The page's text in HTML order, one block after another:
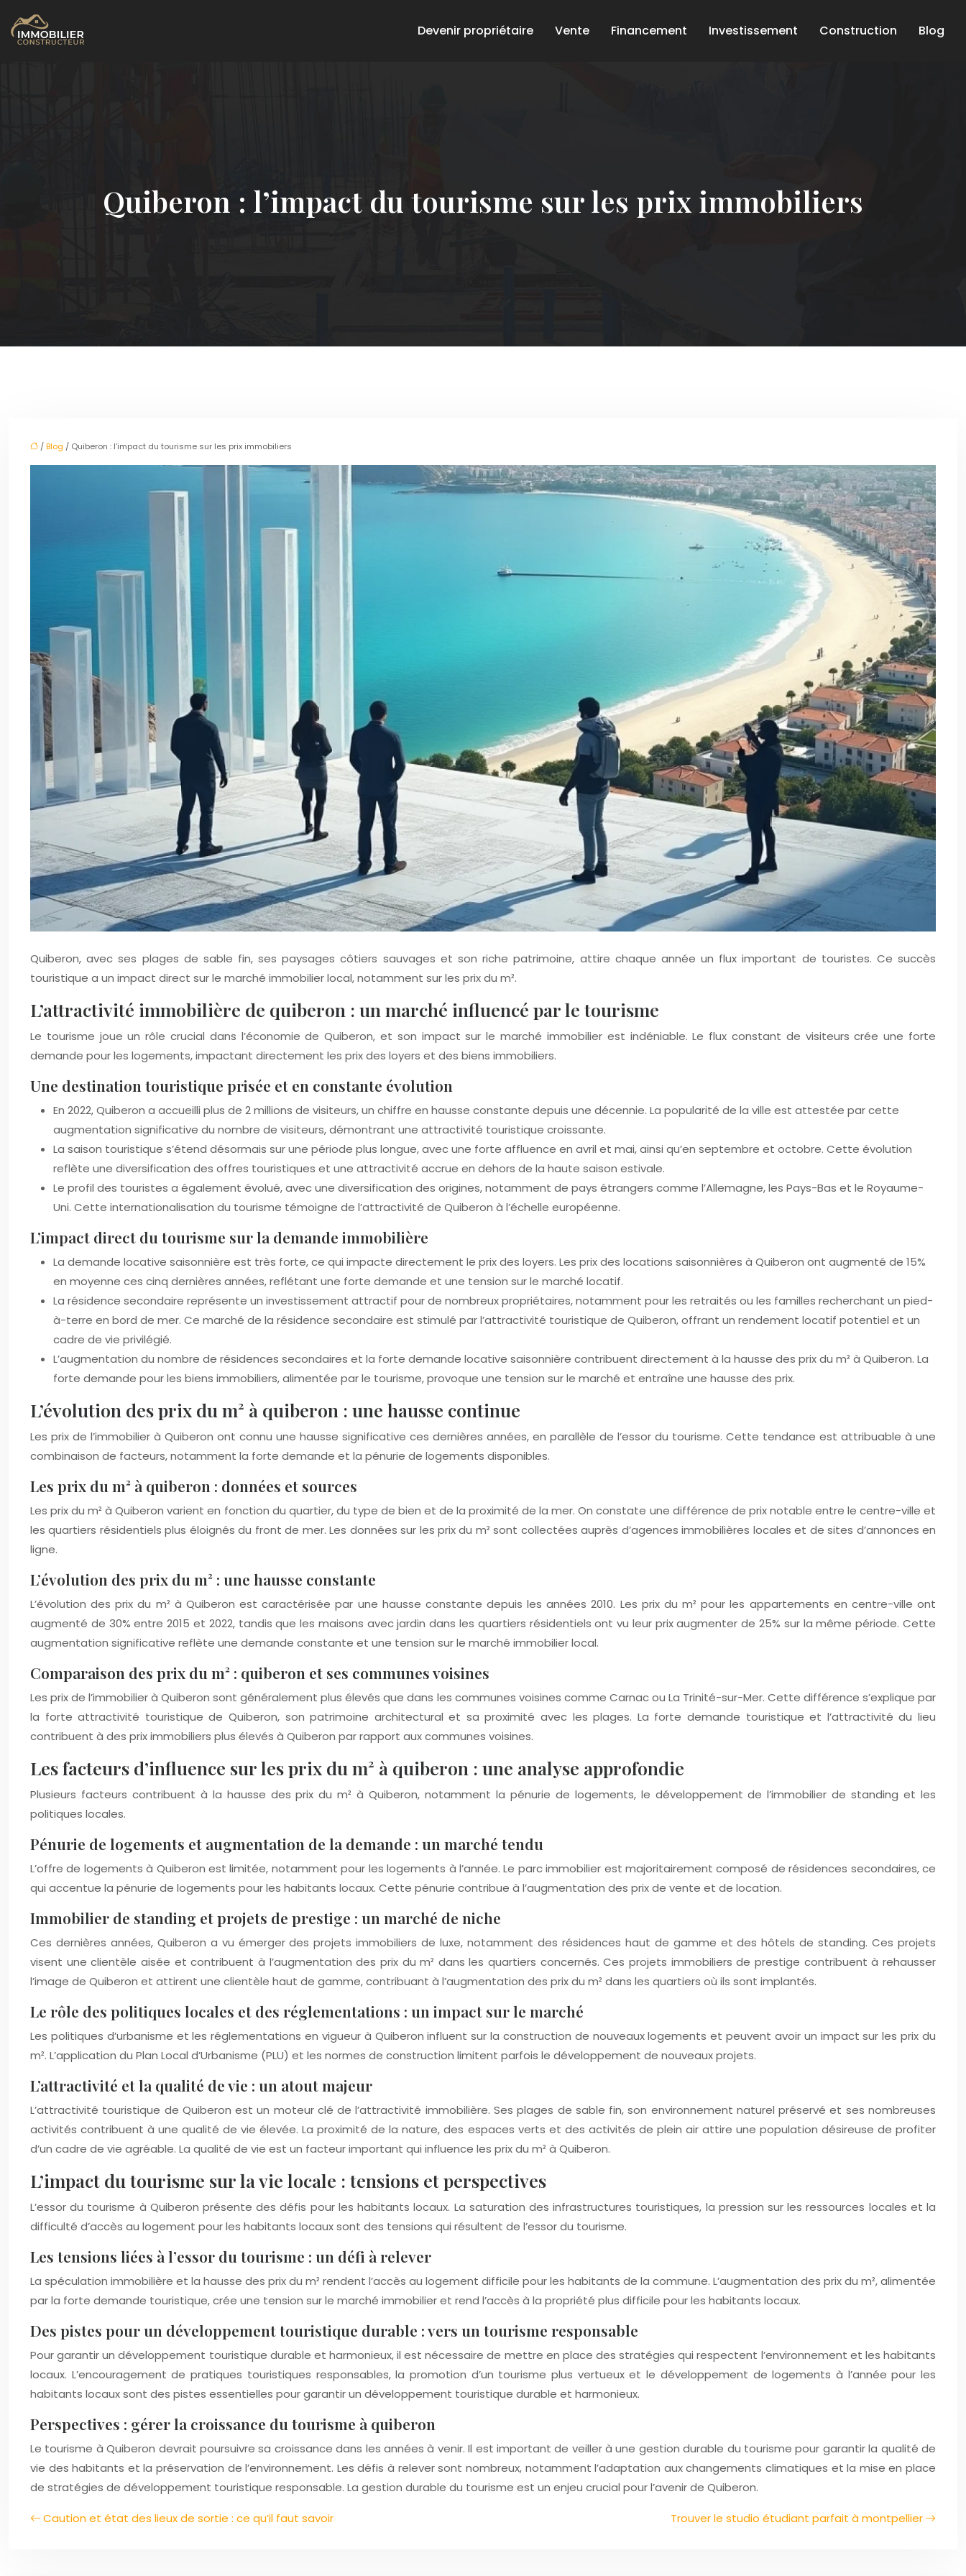
Devenir propriétaire Vente Financement Investissement Construction Blog
Quiberon : l’impact du tourisme sur les prix immobiliers
/Blog / Quiberon : l’impact du tourisme sur les prix immobiliers
Quiberon, avec ses plages de sable fin, ses paysages côtiers sauvages et son riche patrimoine, attire chaque année un flux important de touristes. Ce succès
touristique a un impact direct sur le marché immobilier local, notamment sur les prix du m².
L’attractivité immobilière de quiberon : un marché influencé par le tourisme
Le tourisme joue un rôle crucial dans l’économie de Quiberon, et son impact sur le marché immobilier est indéniable. Le flux constant de visiteurs crée une forte
demande pour les logements, impactant directement les prix des loyers et des biens immobiliers.
Une destination touristique prisée et en constante évolution
En 2022, Quiberon a accueilli plus de 2 millions de visiteurs, un chiffre en hausse constante depuis une décennie. La popularité de la ville est attestée par cette
augmentation significative du nombre de visiteurs, démontrant une attractivité touristique croissante.
La saison touristique s’étend désormais sur une période plus longue, avec une forte affluence en avril et mai, ainsi qu’en septembre et octobre. Cette évolution
reflète une diversification des offres touristiques et une attractivité accrue en dehors de la haute saison estivale.
Le profil des touristes a également évolué, avec une diversification des origines, notamment de pays étrangers comme l’Allemagne, les Pays-Bas et le Royaume-
Uni. Cette internationalisation du tourisme témoigne de l’attractivité de Quiberon à l’échelle européenne.
L’impact direct du tourisme sur la demande immobilière
La demande locative saisonnière est très forte, ce qui impacte directement le prix des loyers. Les prix des locations saisonnières à Quiberon ont augmenté de 15%
en moyenne ces cinq dernières années, reflétant une forte demande et une tension sur le marché locatif.
La résidence secondaire représente un investissement attractif pour de nombreux propriétaires, notamment pour les retraités ou les familles recherchant un pied-
à-terre en bord de mer. Ce marché de la résidence secondaire est stimulé par l’attractivité touristique de Quiberon, offrant un rendement locatif potentiel et un
cadre de vie privilégié.
L’augmentation du nombre de résidences secondaires et la forte demande locative saisonnière contribuent directement à la hausse des prix du m² à Quiberon. La
forte demande pour les biens immobiliers, alimentée par le tourisme, provoque une tension sur le marché et entraîne une hausse des prix.
L’évolution des prix du m² à quiberon : une hausse continue
Les prix de l’immobilier à Quiberon ont connu une hausse significative ces dernières années, en parallèle de l’essor du tourisme. Cette tendance est attribuable à une
combinaison de facteurs, notamment la forte demande et la pénurie de logements disponibles.
Les prix du m² à quiberon : données et sources
Les prix du m² à Quiberon varient en fonction du quartier, du type de bien et de la proximité de la mer. On constate une différence de prix notable entre le centre-ville et
les quartiers résidentiels plus éloignés du front de mer. Les données sur les prix du m² sont collectées auprès d’agences immobilières locales et de sites d’annonces en
ligne.
L’évolution des prix du m² : une hausse constante
L’évolution des prix du m² à Quiberon est caractérisée par une hausse constante depuis les années 2010. Les prix du m² pour les appartements en centre-ville ont
augmenté de 30% entre 2015 et 2022, tandis que les maisons avec jardin dans les quartiers résidentiels ont vu leur prix augmenter de 25% sur la même période. Cette
augmentation significative reflète une demande constante et une tension sur le marché immobilier local.
Comparaison des prix du m² : quiberon et ses communes voisines
Les prix de l’immobilier à Quiberon sont généralement plus élevés que dans les communes voisines comme Carnac ou La Trinité-sur-Mer. Cette différence s’explique par
la forte attractivité touristique de Quiberon, son patrimoine architectural et sa proximité avec les plages. La forte demande touristique et l’attractivité du lieu
contribuent à des prix immobiliers plus élevés à Quiberon par rapport aux communes voisines.
Les facteurs d’influence sur les prix du m² à quiberon : une analyse approfondie
Plusieurs facteurs contribuent à la hausse des prix du m² à Quiberon, notamment la pénurie de logements, le développement de l’immobilier de standing et les
politiques locales.
Pénurie de logements et augmentation de la demande : un marché tendu
L’offre de logements à Quiberon est limitée, notamment pour les logements à l’année. Le parc immobilier est majoritairement composé de résidences secondaires, ce
qui accentue la pénurie de logements pour les habitants locaux. Cette pénurie contribue à l’augmentation des prix de vente et de location.
Immobilier de standing et projets de prestige : un marché de niche
Ces dernières années, Quiberon a vu émerger des projets immobiliers de luxe, notamment des résidences haut de gamme et des hôtels de standing. Ces projets
visent une clientèle aisée et contribuent à l’augmentation des prix du m² dans les quartiers concernés. Ces projets immobiliers de prestige contribuent à rehausser
l’image de Quiberon et attirent une clientèle haut de gamme, contribuant à l’augmentation des prix du m² dans les quartiers où ils sont implantés.
Le rôle des politiques locales et des réglementations : un impact sur le marché
Les politiques d’urbanisme et les réglementations en vigueur à Quiberon influent sur la construction de nouveaux logements et peuvent avoir un impact sur les prix du
m². L’application du Plan Local d’Urbanisme (PLU) et les normes de construction limitent parfois le développement de nouveaux projets.
L’attractivité et la qualité de vie : un atout majeur
L’attractivité touristique de Quiberon est un moteur clé de l’attractivité immobilière. Ses plages de sable fin, son environnement naturel préservé et ses nombreuses
activités contribuent à une qualité de vie élevée. La proximité de la nature, des espaces verts et des activités de plein air attire une population désireuse de profiter
d’un cadre de vie agréable. La qualité de vie est un facteur important qui influence les prix du m² à Quiberon.
L’impact du tourisme sur la vie locale : tensions et perspectives
L’essor du tourisme à Quiberon présente des défis pour les habitants locaux. La saturation des infrastructures touristiques, la pression sur les ressources locales et la
difficulté d’accès au logement pour les habitants locaux sont des tensions qui résultent de l’essor du tourisme.
Les tensions liées à l’essor du tourisme : un défi à relever
La spéculation immobilière et la hausse des prix du m² rendent l’accès au logement difficile pour les habitants de la commune. L’augmentation des prix du m², alimentée
par la forte demande touristique, crée une tension sur le marché immobilier et rend l’accès à la propriété plus difficile pour les habitants locaux.
Des pistes pour un développement touristique durable : vers un tourisme responsable
Pour garantir un développement touristique durable et harmonieux, il est nécessaire de mettre en place des stratégies qui respectent l’environnement et les habitants
locaux. L’encouragement de pratiques touristiques responsables, la promotion d’un tourisme plus vertueux et le développement de logements à l’année pour les
habitants locaux sont des pistes essentielles pour garantir un développement touristique durable et harmonieux.
Perspectives : gérer la croissance du tourisme à quiberon
Le tourisme à Quiberon devrait poursuivre sa croissance dans les années à venir. Il est important de veiller à une gestion durable du tourisme pour garantir la qualité de
vie des habitants et la préservation de l’environnement. Les défis à relever sont nombreux, notamment l’adaptation aux changements climatiques et la mise en place
de stratégies de développement touristique responsable. La gestion durable du tourisme est un enjeu crucial pour l’avenir de Quiberon.
Caution et état des lieux de sortie : ce qu’il faut savoir Trouver le studio étudiant parfait à montpellier